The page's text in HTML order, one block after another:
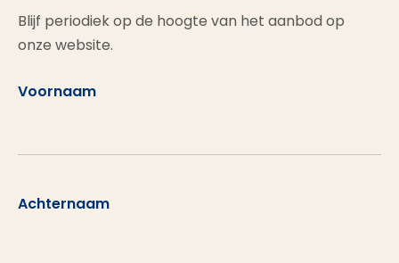
Blijf periodiek op de hoogte van het aanbod op
onze website.
Voornaam
Achternaam